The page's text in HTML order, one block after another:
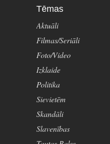
Tēmas
Aktuāli
Filmas/Seriāli
Foto/Video
Izklaide
Politika
Sievietēm
Skandāli
Slavenības